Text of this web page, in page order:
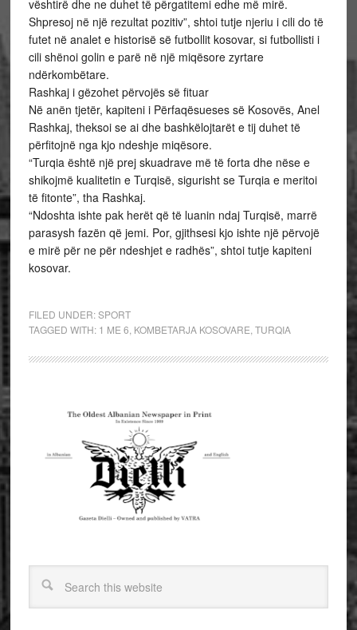
vështirë dhe ne duhet të përgatitemi edhe më mirë.
Shpresoj në një rezultat pozitiv”, shtoi tutje njeriu i cili do të
futet në analet e historisë së futbollit kosovar, si futbollisti i
cili shënoi golin e parë në një miqësore zyrtare
ndërkombëtare.
Rashkaj i gëzohet përvojës së fituar
Në anën tjetër, kapiteni i Përfaqësueses së Kosovës, Anel
Rashkaj, theksoi se ai dhe bashkëlojtarët e tij duhet të
përfitojnë nga kjo ndeshje miqësore.
“Turqia është një prej skuadrave më të forta dhe nëse e
shikojmë kualitetin e Turqisë, sigurisht se Turqia e meritoi
të fitonte”, tha Rashkaj.
“Ndoshta ishte pak herët që të luanin ndaj Turqisë, marrë
parasysh fazën që jemi. Por, gjithsesi kjo ishte një përvojë
e mirë për ne për ndeshjet e radhës”, shtoi tutje kapiteni
kosovar.
FILED UNDER:SPORT
TAGGED WITH: 1 ME 6 KOMBETARJA KOSOVARE TURQIA